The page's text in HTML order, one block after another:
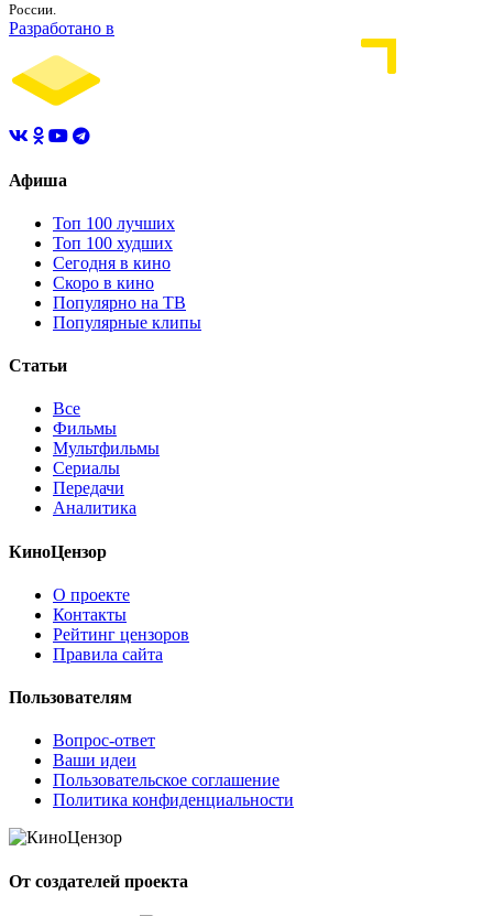
России.
Разработано в
Афиша
Топ 100 лучших
Топ 100 худших
Сегодня в кино
Скоро в кино
Популярно на ТВ
Популярные клипы
Статьи
Все
Фильмы
Мультфильмы
Сериалы
Передачи
Аналитика
КиноЦензор
О проекте
Контакты
Рейтинг цензоров
Правила сайта
Пользователям
Вопрос-ответ
Ваши идеи
Пользовательское соглашение
Политика конфиденциальности
От создателей проекта